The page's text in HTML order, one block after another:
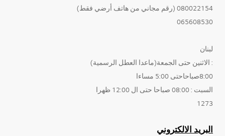
080022154 (رقم مجاني من هاتف أرضي فقط)
065608530
لبنان
: الاثنين حتى الجمعة(ماعدا العطل الرسمية)
8:00صباحاحتى 5:00 مساءا
السبت : 08:00 صباحا حتى ال 12:00 ظهرا
1273
البريد الالكتروني